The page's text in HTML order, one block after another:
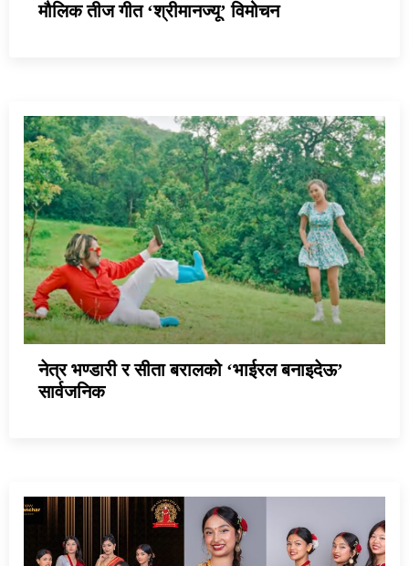
मौलिक तीज गीत ‘श्रीमानज्यू’ विमोचन
नेत्र भण्डारी र सीता बरालको ‘भाईरल बनाइदेऊ’
सार्वजनिक